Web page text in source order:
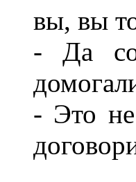
вы, вы
- Да
- Это